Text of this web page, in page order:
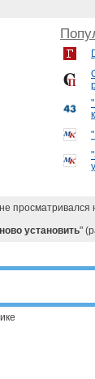
просматривался
установить"